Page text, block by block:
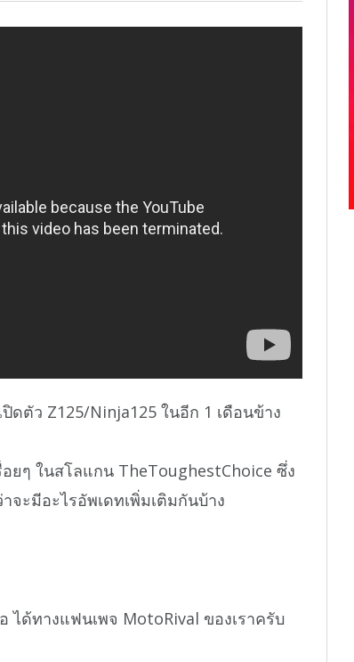
ดตัว Z125/Ninja125 ในอีก 1 เดือนข้าง
ยๆ ในสโลแกน TheToughestChoice ซึ่ง
จะมีอะไรอัพเดทเพิ่มเติมกันบ้าง
ได้ทางแฟนเพจ MotoRival ของเราครับ